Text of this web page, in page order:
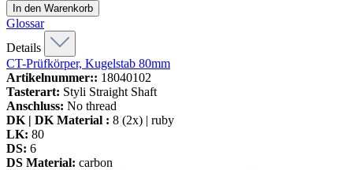
In den Warenkorb
Glossar
Details
CT-Prüfkörper, Kugelstab 80mm
Artikelnummer:: 18040102
Tasterart: Styli Straight Shaft
Anschluss: No thread
DK | DK Material : 8 (2x) | ruby
LK: 80
DS: 6
DS Material: carbon